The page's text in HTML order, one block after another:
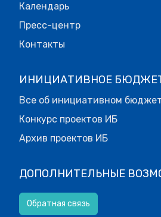
Календарь
Пресс-центр
Контакты
ИНИЦИАТИВНОЕ
Все об инициативном
Конкурс проектов ИБ
Архив проектов ИБ
ДОПОЛНИТЕЛЬНЫЕ
Обратная связь